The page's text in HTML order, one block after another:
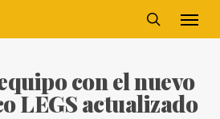
search
con el nuevo
LEGS actualizado